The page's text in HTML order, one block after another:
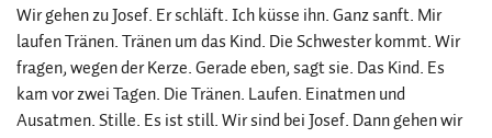
Wir gehen zu Josef. Er schläft. Ich küsse ihn. Ganz sanft. Mir
laufen Tränen. Tränen um das Kind. Die Schwester kommt. Wir
fragen, wegen der Kerze. Gerade eben, sagt sie. Das Kind. Es
kam vor zwei Tagen. Die Tränen. Laufen. Einatmen und
Ausatmen. Stille. Es ist still. Wir sind bei Josef. Dann gehen wir